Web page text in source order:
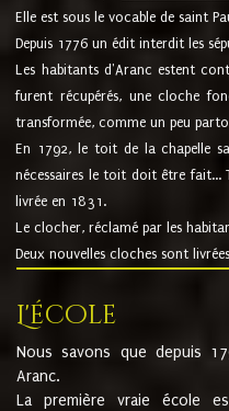
Elle est sous le vocable de saint
Depuis 1776 un édit interdit les
Les habitants d'Aranc estent
furent récupérés, une cloche
transformée, comme un peu
En 1792, le toit de la chapelle
nécessaires le toit doit être fait...
livrée en 1831.
Le clocher, réclamé par les
Deux nouvelles cloches sont
L'école
Nous savons que depuis
Aranc.
La première vraie école